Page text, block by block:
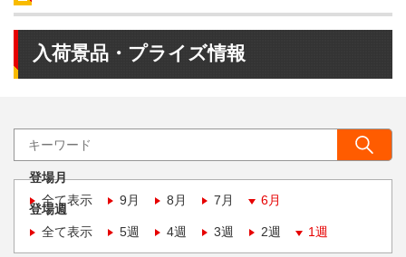
入荷景品・プライズ情報
登場月
全て表示
9月 8月 7月 6月
登場週
全て表示
5週 4週 3週 2週 1週